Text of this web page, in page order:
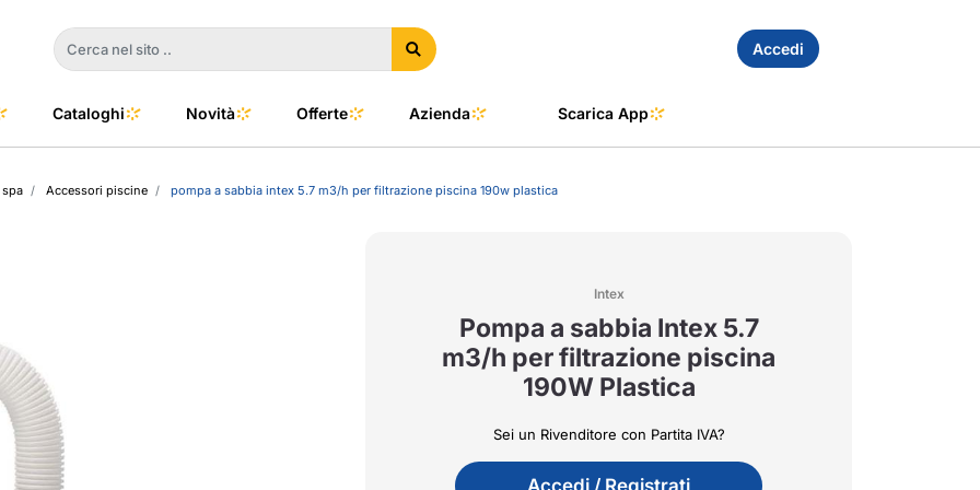
Accedi
e Clima
Cataloghi Novità Offerte Azienda Scarica App
spa Accessori piscine pompa a sabbia intex 5.7 m3/h per filtrazione piscina 190w plastica
Intex
Pompa a sabbia Intex 5.7
m3/h per filtrazione piscina
190W Plastica
Sei un Rivenditore con Partita IVA?
Accedi / Registrati